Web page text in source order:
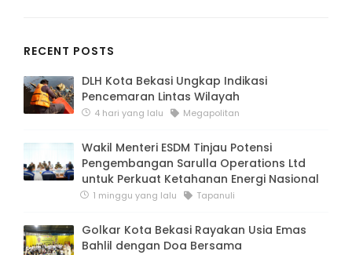
RECENT POSTS
DLH Kota Bekasi Ungkap Indikasi
Pencemaran Lintas Wilayah
4 hari yang lalu Megapolitan
Wakil Menteri ESDM Tinjau Potensi
Pengembangan Sarulla Operations Ltd
untuk Perkuat Ketahanan Energi Nasional
1 minggu yang lalu Tapanuli
Golkar Kota Bekasi Rayakan Usia Emas
Bahlil dengan Doa Bersama